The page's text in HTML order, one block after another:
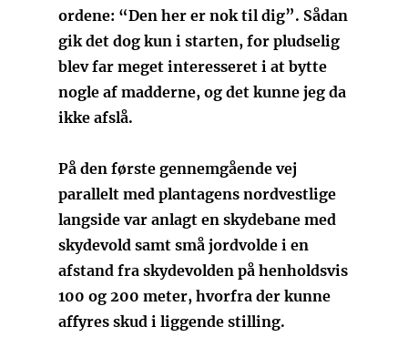
ordene: “Den her er nok til dig”. Sådan
gik det dog kun i starten, for pludselig
blev far meget interesseret i at bytte
nogle af madderne, og det kunne jeg da
ikke afslå.
På den første gennemgående vej
parallelt med plantagens nordvestlige
langside var anlagt en skydebane med
skydevold samt små jordvolde i en
afstand fra skydevolden på henholdsvis
100 og 200 meter, hvorfra der kunne
affyres skud i liggende stilling.